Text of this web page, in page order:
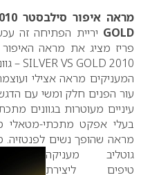
GOLD יריית הפתיחה זה
פריז מציג את מראה
2010
SILVER VS GOLD
–
המעניקים מראה אצילי
עור הפנים חלק ומשי עם
עיניים מעוטרות בגוונים
בעלי אפקט מתכתי-מטאלי
מראה שהופך נשים לפנטזיה.
גוטליב מעניקה
טיפים ליצירת